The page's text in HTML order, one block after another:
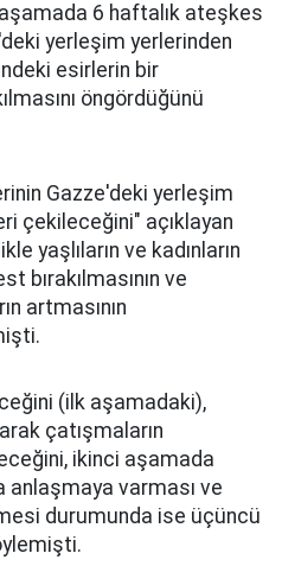
6 haftalık ateşkes
yerleşim yerlerinden
esirlerin bir
öngördüğünü
Gazze'deki yerleşim
çekileceğini" açıklayan
yaşlıların ve kadınların
bırakılmasının ve
artmasının
(ilk aşamadaki),
çatışmaların
ikinci aşamada
anlaşmaya varması ve
durumunda ise üçüncü